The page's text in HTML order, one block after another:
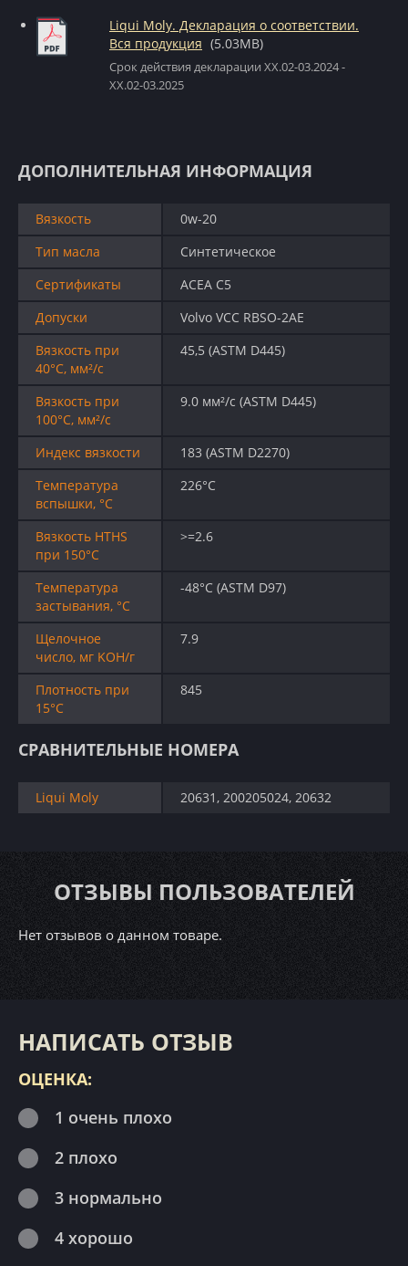
Liqui Moly. Декларация о соответствии.
Вся продукция (5.03MB)
Срок действия декларации XX.02-03.2024 -
XX.02-03.2025
ДОПОЛНИТЕЛЬНАЯ ИНФОРМАЦИЯ
Вязкость
0w-20
Тип масла
Синтетическое
Сертификаты
ACEA C5
Допуски
Volvo VCC RBSO-2AE
Вязкость при
40°C, мм²/с
45,5 (ASTM D445)
Вязкость при
100°C, мм²/с
9.0 мм²/с (ASTM D445)
Индекс вязкости
183 (ASTM D2270)
Температура
вспышки, °C
226°C
Вязкость HTHS
при 150°С
>=2.6
Температура
застывания, °C
-48°C (ASTM D97)
Щелочное
число, мг KOH/г
7.9
Плотность при
15°C
845
СРАВНИТЕЛЬНЫЕ НОМЕРА
Liqui Moly 20631, 200205024, 20632
ОТЗЫВЫ ПОЛЬЗОВАТЕЛЕЙ
Нет отзывов о данном товаре.
НАПИСАТЬ ОТЗЫВ
ОЦЕНКА:
1 очень плохо
2 плохо
3 нормально
4 хорошо